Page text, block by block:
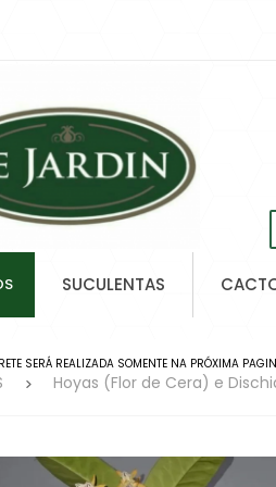
SUCULENTAS
SERÁ REALIZADA SOMENTE NA PRÓXIMA
Hoyas (Flor de Cera) e